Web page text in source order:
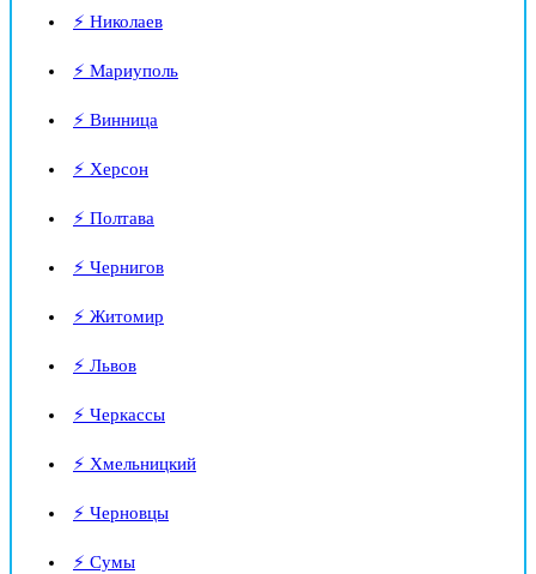
⚡ Николаев
⚡ Мариуполь
⚡ Винница
⚡ Херсон
⚡ Полтава
⚡ Чернигов
⚡ Житомир
⚡ Львов
⚡ Черкассы
⚡ Хмельницкий
⚡ Черновцы
⚡ Сумы